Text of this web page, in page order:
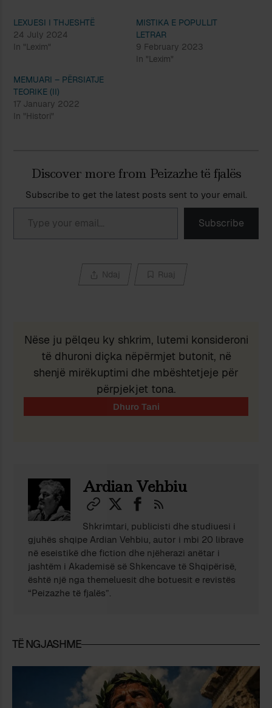
LEXUESI I THJESHTË
24 July 2024
In "Lexim"
MISTIKA E POPULLIT
LETRAR
9 February 2023
In "Lexim"
MEMUARI – PËRSIATJE
TEORIKE (II)
17 January 2022
In "Histori"
Discover more from Peizazhe të fjalës
Subscribe to get the latest posts sent to your email.
Type your email…
Subscribe
Ndaj Ruaj
Nëse ju pëlqeu ky shkrim, lutemi konsideroni
të dhuroni diçka nëpërmjet butonit, në
shenjë mirëkuptimi dhe mbështetjeje për
përpjekjet tona.
Ardian Vehbiu
Shkrimtari, publicisti dhe studiuesi i
gjuhës shqipe Ardian Vehbiu, autor i mbi 20 librave
në eseistikë dhe fiction dhe njëherazi anëtar i
jashtëm i Akademisë së Shkencave të Shqipërisë,
është një nga themeluesit dhe botuesit e revistës
“Peizazhe të fjalës”.
TË NGJASHME